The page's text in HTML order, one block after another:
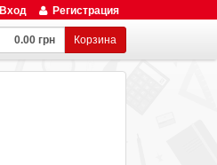
Вход Регистрация
0.00 грн Корзина